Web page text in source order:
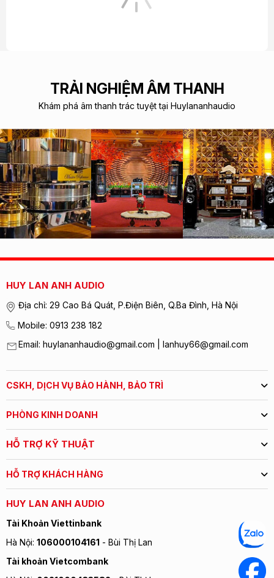
TRẢI NGHIỆM ÂM THANH
Khám phá âm thanh trác tuyệt tại Huylananhaudio
HUY LAN ANH AUDIO
Địa chỉ: 29 Cao Bá Quát, P.Điện Biên, Q.Ba Đình, Hà Nội
Mobile: 0913 238 182
Email: huylananhaudio@gmail.com | lanhuy66@gmail.com
CSKH, DỊCH VỤ BẢO HÀNH, BẢO TRÌ
PHÒNG KINH DOANH
HỖ TRỢ KỸ THUẬT
HỖ TRỢ KHÁCH HÀNG
HUY LAN ANH AUDIO
Tài Khoản Viettinbank
Hà Nội: 106000104161 - Bùi Thị Lan
Tài khoản Vietcombank